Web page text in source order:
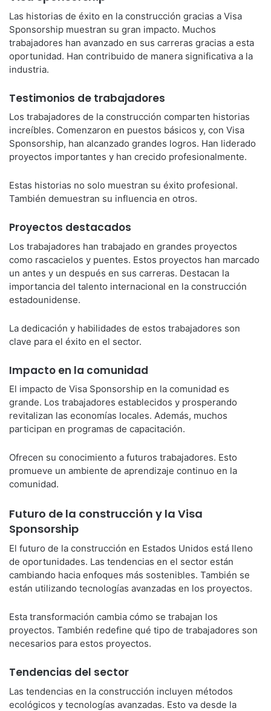
Las historias de éxito en la construcción gracias a Visa
Sponsorship muestran su gran impacto. Muchos
trabajadores han avanzado en sus carreras gracias a esta
oportunidad. Han contribuido de manera significativa a la
industria.
Testimonios de trabajadores
Los trabajadores de la construcción comparten historias
increíbles. Comenzaron en puestos básicos y, con Visa
Sponsorship, han alcanzado grandes logros. Han liderado
proyectos importantes y han crecido profesionalmente.
Estas historias no solo muestran su éxito profesional.
También demuestran su influencia en otros.
Proyectos destacados
Los trabajadores han trabajado en grandes proyectos
como rascacielos y puentes. Estos proyectos han marcado
un antes y un después en sus carreras. Destacan la
importancia del talento internacional en la construcción
estadounidense.
La dedicación y habilidades de estos trabajadores son
clave para el éxito en el sector.
Impacto en la comunidad
El impacto de Visa Sponsorship en la comunidad es
grande. Los trabajadores establecidos y prosperando
revitalizan las economías locales. Además, muchos
participan en programas de capacitación.
Ofrecen su conocimiento a futuros trabajadores. Esto
promueve un ambiente de aprendizaje continuo en la
comunidad.
Futuro de la construcción y la Visa
Sponsorship
El futuro de la construcción en Estados Unidos está lleno
de oportunidades. Las tendencias en el sector están
cambiando hacia enfoques más sostenibles. También se
están utilizando tecnologías avanzadas en los proyectos.
Esta transformación cambia cómo se trabajan los
proyectos. También redefine qué tipo de trabajadores son
necesarios para estos proyectos.
Tendencias del sector
Las tendencias en la construcción incluyen métodos
ecológicos y tecnologías avanzadas. Esto va desde la